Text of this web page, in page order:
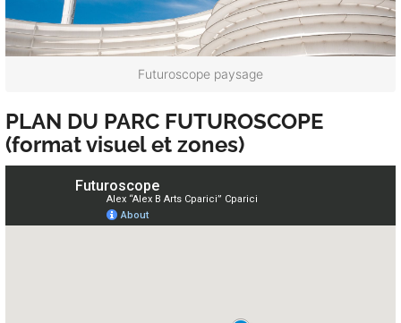
Futuroscope paysage
PLAN DU PARC FUTUROSCOPE
(format visuel et zones)